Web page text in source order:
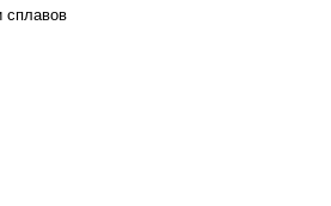
сплавов